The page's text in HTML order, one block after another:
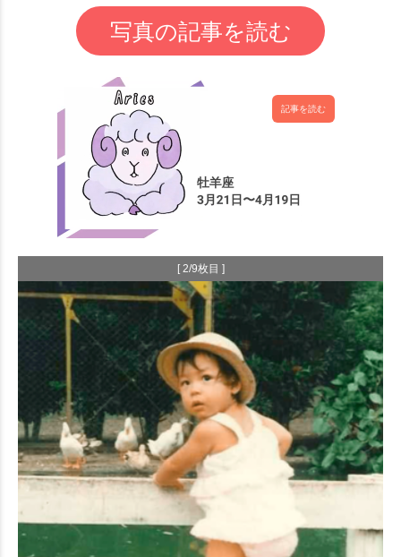
写真の記事を読む
記事を読む
[ 2/9枚目 ]